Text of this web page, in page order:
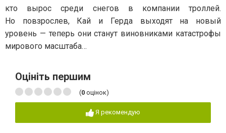
кто вырос среди снегов в компании троллей.
Но повзрослев, Кай и Герда выходят на новый
уровень — теперь они станут виновниками катастрофы
мирового масштаба…
Оцініть першим
(0 оцінок)
Я рекомендую